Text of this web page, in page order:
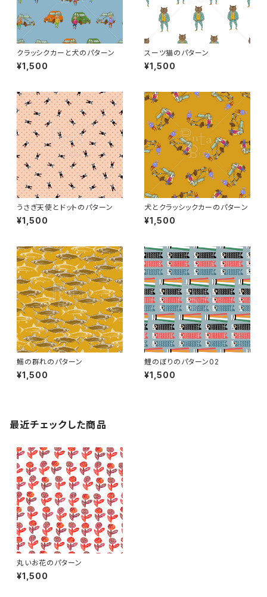
クラッシクカーと犬のパターン
¥1,500
スーツ猫のパターン
¥1,500
うさぎ天使とドットのパターン
¥1,500
犬とクラッシックカーのパターン
¥1,500
鰯の群れのパターン
¥1,500
鯉のぼりのパターン02
¥1,500
最近チェックした商品
丸いお花のパターン
¥1,500